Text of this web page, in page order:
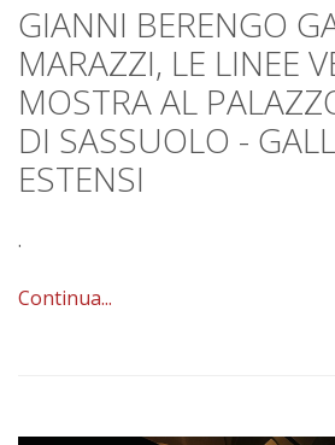
GIANNI BERENGO
MARAZZI, LE LINEE
MOSTRA AL
DI SASSUOLO -
ESTENSI
.
Continua...